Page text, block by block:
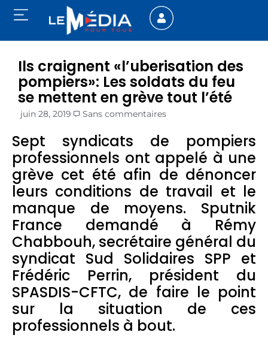
Ils craignent «l’uberisation des
pompiers»: Les soldats du feu
se mettent en grève tout l’été
juin 28, 2019 Sans commentaires
Sept syndicats de pompiers
professionnels ont appelé à une
grève cet été afin de dénoncer
leurs conditions de travail et le
manque de moyens. Sputnik
France demandé à Rémy
Chabbouh, secrétaire général du
syndicat Sud Solidaires SPP et
Frédéric Perrin, président du
SPASDIS-CFTC, de faire le point
sur la situation de ces
professionnels à bout.